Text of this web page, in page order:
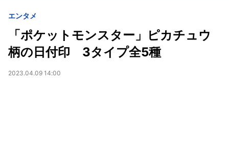
エンタメ
「ポケットモンスター」ピカチュウ
柄の日付印 3タイプ全5種
2023.04.09 14:00